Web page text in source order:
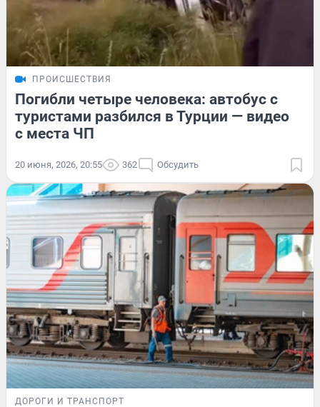
ПРОИСШЕСТВИЯ
Погибли четыре человека: автобус с
туристами разбился в Турции — видео
с места ЧП
20 июня, 2026, 20:55 362 Обсудить
ДОРОГИ И ТРАНСПОРТ